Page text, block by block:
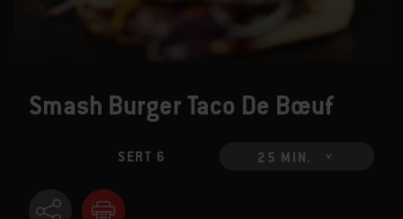
Smash Burger Taco De Bœuf
SERT 6 25 MIN.